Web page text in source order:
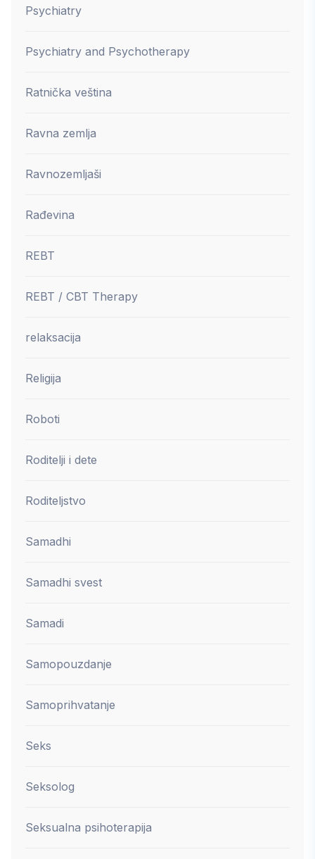
Psychiatry
Psychiatry and Psychotherapy
Ratnička veština
Ravna zemlja
Ravnozemljaši
Rađevina
REBT
REBT / CBT Therapy
relaksacija
Religija
Roboti
Roditelji i dete
Roditeljstvo
Samadhi
Samadhi svest
Samadi
Samopouzdanje
Samoprihvatanje
Seks
Seksolog
Seksualna psihoterapija